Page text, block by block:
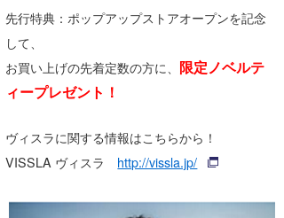
先行特典：ポップアップストアオープンを記念
して、
お買い上げの先着定数の方に、 限定ノベルテ
ィープレゼント！
ヴィスラに関する情報はこちらから！
VISSLA ヴィスラ http://vissla.jp/
KY
MIN
mitz
OYZ
S.K